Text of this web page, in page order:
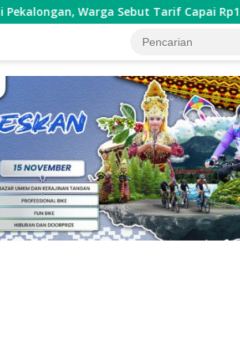
Sebut Tarif Capai Rp1,2 Juta